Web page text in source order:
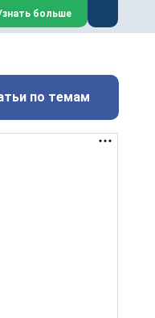
Закрыть
больше
по темам